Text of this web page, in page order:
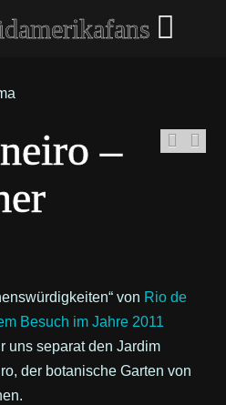
–
von Rio de
Besuch im Jahre 2011
uns separat den Jardim
der botanische Garten von